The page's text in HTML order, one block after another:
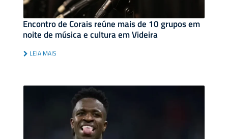
Encontro de Corais reúne mais de 10 grupos em
noite de música e cultura em Videira
LEIA MAIS